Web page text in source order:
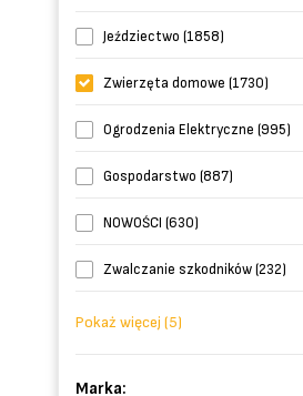
Jeździectwo (1858)
Zwierzęta domowe (1730)
Ogrodzenia Elektryczne (995)
Gospodarstwo (887)
NOWOŚCI (630)
Zwalczanie szkodników (232)
Pokaż więcej (5)
Marka: